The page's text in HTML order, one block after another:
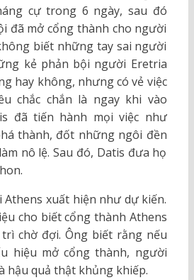
cự trong 6 ngày, sau đó
đã mở cổng thành cho người
biết những tay sai người
kẻ phản bội người Eretria
hay không, nhưng có vẻ việc
chắc chắn là ngay khi vào
đã tiến hành mọi việc như
thành, đốt những ngôi đền
nô lệ. Sau đó, Datis đưa họ
Athens xuất hiện như dự kiến.
cho biết cổng thành Athens
chờ đợi. Ông biết rằng nếu
hiệu mở cổng thành, người
hậu quả thật khủng khiếp.